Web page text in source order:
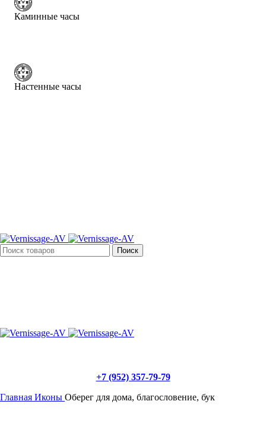
Каминные часы
Настенные часы
Поиск
+7 (952) 357-79-79
Главная Иконы Оберег для дома, благословение, бук